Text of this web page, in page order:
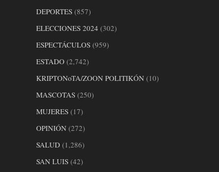
DEPORTES (857)
ELECCIONES 2024 (302)
ESPECTÁCULOS (959)
ESTADO (2,742)
KRIPTONoTA/ZOON POLITIKÓN (10)
MASCOTAS (250)
MUJERES (17)
OPINIÓN (272)
SALUD (1,286)
SAN LUIS (42)